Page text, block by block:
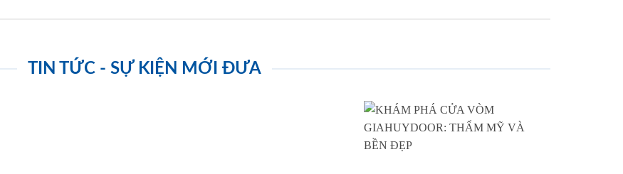
TIN TỨC - SỰ KIỆN MỚI ĐƯA